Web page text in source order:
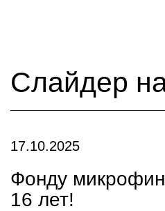
Слайдер
17.10.2025
Фонду
16 лет!